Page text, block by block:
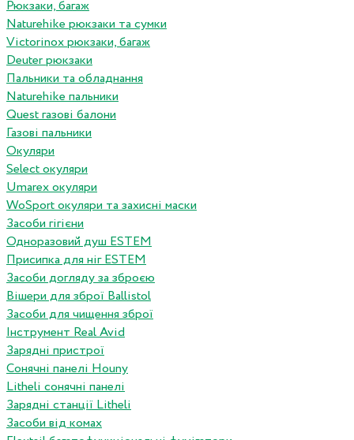
Рюкзаки, багаж
Naturehike рюкзаки та сумки
Victorinox рюкзаки, багаж
Deuter рюкзаки
Пальники та обладнання
Naturehike пальники
Quest газові балони
Газові пальники
Окуляри
Select окуляри
Umarex окуляри
WoSport окуляри та захисні маски
Засоби гігієни
Одноразовий душ ESTEM
Присипка для ніг ESTEM
Засоби догляду за зброєю
Вішери для зброї Ballistol
Засоби для чищення зброї
Інструмент Real Avid
Зарядні пристрої
Сонячні панелі Houny
Litheli сонячні панелі
Зарядні станції Litheli
Засоби від комах